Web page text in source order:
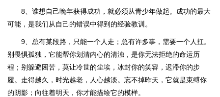
8、谁想自己晚年获得成功，就必须从青少年做起。成功的最大
可能，是我们从自己的错误中得到的经验教训。
9、总有某段路，只能一个人走；总有许多事，需要一个人扛。
别畏惧孤独，它能帮你划清内心的清浊，是你无法拒绝的命运历
程；别躲避困苦，莫让冷世的尘埃，冰封你的笑容，迟滞你的步
履。走得越久，时光越老，人心越淡。忘不掉昨天，它就是束缚你
的阴影；向往着明天，你才能描绘它的模样。